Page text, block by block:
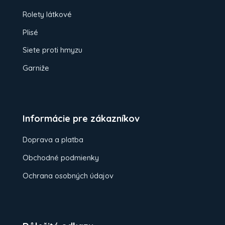
Rolety látkové
Plisé
Siete proti hmyzu
Garniže
Informácie pre zákazníkov
Doprava a platba
Obchodné podmienky
Ochrana osobných údajov